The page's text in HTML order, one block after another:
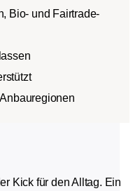
Bio- und Fairtrade-
Kick für den Alltag. Ein